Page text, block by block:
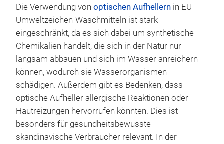
Die Verwendung von optischen Aufhellern in EU-
Umweltzeichen-Waschmitteln ist stark
eingeschränkt, da es sich dabei um synthetische
Chemikalien handelt, die sich in der Natur nur
langsam abbauen und sich im Wasser anreichern
können, wodurch sie Wasserorganismen
schädigen. Außerdem gibt es Bedenken, dass
optische Aufheller allergische Reaktionen oder
Hautreizungen hervorrufen könnten. Dies ist
besonders für gesundheitsbewusste
skandinavische Verbraucher relevant. In der